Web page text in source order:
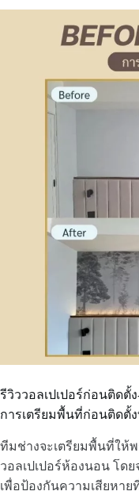
รีวิววอลเปเปอร์ก่อนติดตั้
การเตรียมพื้นที่ก่อนติดตั้ง
ทีมช่างจะเตรียมพื้นที่ให้
วอลเปเปอร์ห้องนอน โด
เพื่อป้องกันความเสียหา